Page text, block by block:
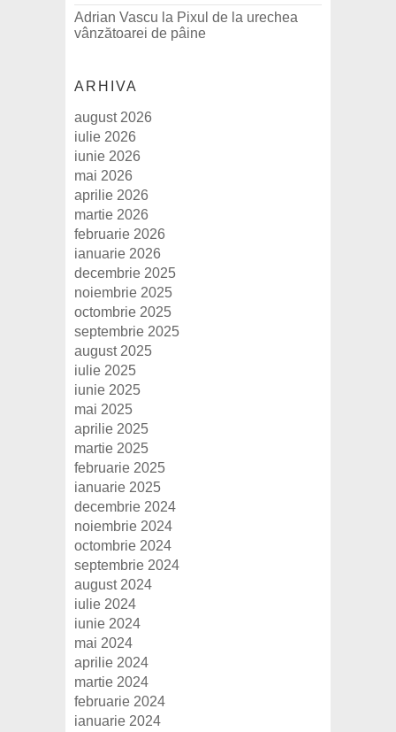
Adrian Vascu la Pixul de la urechea
vânzătoarei de pâine
ARHIVA
august 2026
iulie 2026
iunie 2026
mai 2026
aprilie 2026
martie 2026
februarie 2026
ianuarie 2026
decembrie 2025
noiembrie 2025
octombrie 2025
septembrie 2025
august 2025
iulie 2025
iunie 2025
mai 2025
aprilie 2025
martie 2025
februarie 2025
ianuarie 2025
decembrie 2024
noiembrie 2024
octombrie 2024
septembrie 2024
august 2024
iulie 2024
iunie 2024
mai 2024
aprilie 2024
martie 2024
februarie 2024
ianuarie 2024